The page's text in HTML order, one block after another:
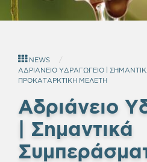
NEWS
ΑΔΡΙΑΝΕΙΟ ΥΔΡΑΓΩΓΕΙΟ |
ΠΡΟΚΑΤΑΡΚΤΙΚΗ ΜΕΛΕΤΗ
Αδριάνειο
| Σημαντικά